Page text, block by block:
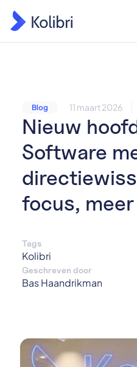
Blog 11 maart 2026
Nieuw
Software
focus,
Tags
Kolibri
Geschreven door
Bas Haandrikman